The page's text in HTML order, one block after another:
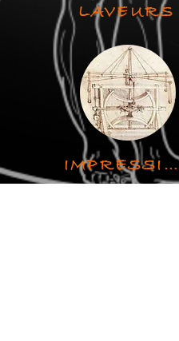
LAVEURS
IMPRESSION 3D